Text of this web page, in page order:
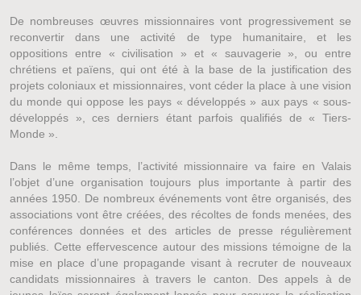
De nombreuses œuvres missionnaires vont progressivement se
reconvertir dans une activité de type humanitaire, et les
oppositions entre « civilisation » et « sauvagerie », ou entre
chrétiens et païens, qui ont été à la base de la justification des
projets coloniaux et missionnaires, vont céder la place à une vision
du monde qui oppose les pays « développés » aux pays « sous-
développés », ces derniers étant parfois qualifiés de « Tiers-
Monde ».
Dans le même temps, l’activité missionnaire va faire en Valais
l’objet d’une organisation toujours plus importante à partir des
années 1950. De nombreux événements vont être organisés, des
associations vont être créées, des récoltes de fonds menées, des
conférences données et des articles de presse régulièrement
publiés. Cette effervescence autour des missions témoigne de la
mise en place d’une propagande visant à recruter de nouveaux
candidats missionnaires à travers le canton. Des appels à de